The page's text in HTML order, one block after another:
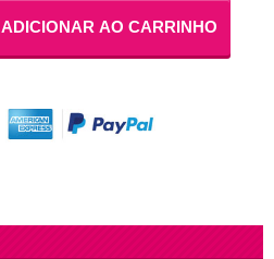
ADICIONAR AO CARRINHO